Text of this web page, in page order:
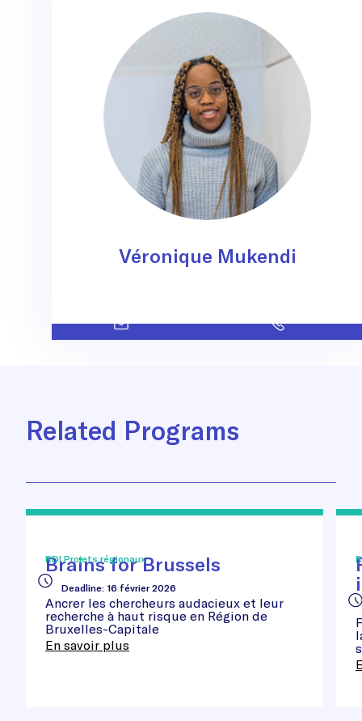
Véronique Mukendi
Related Programs
RDI Projets régionaux
Brains for Brussels
Deadline: 16 février 2026
Ancrer les chercheurs audacieux et leur
recherche à haut risque en Région de
Bruxelles-Capitale
En savoir plus